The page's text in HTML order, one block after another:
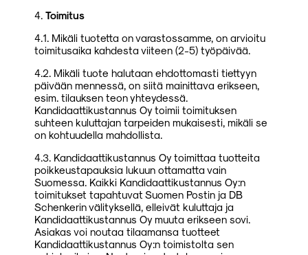
4. Toimitus
4.1. Mikäli tuotetta on varastossamme, on arvioitu
toimitusaika kahdesta viiteen (2-5) työpäivää.
4.2. Mikäli tuote halutaan ehdottomasti tiettyyn
päivään mennessä, on siitä mainittava erikseen,
esim. tilauksen teon yhteydessä.
Kandidaattikustannus Oy toimii toimituksen
suhteen kuluttajan tarpeiden mukaisesti, mikäli se
on kohtuudella mahdollista.
4.3. Kandidaattikustannus Oy toimittaa tuotteita
poikkeustapauksia lukuun ottamatta vain
Suomessa. Kaikki Kandidaattikustannus Oy:n
toimitukset tapahtuvat Suomen Postin ja DB
Schenkerin välityksellä, elleivät kuluttaja ja
Kandidaattikustannus Oy muuta erikseen sovi.
Asiakas voi noutaa tilaamansa tuotteet
Kandidaattikustannus Oy:n toimistolta sen